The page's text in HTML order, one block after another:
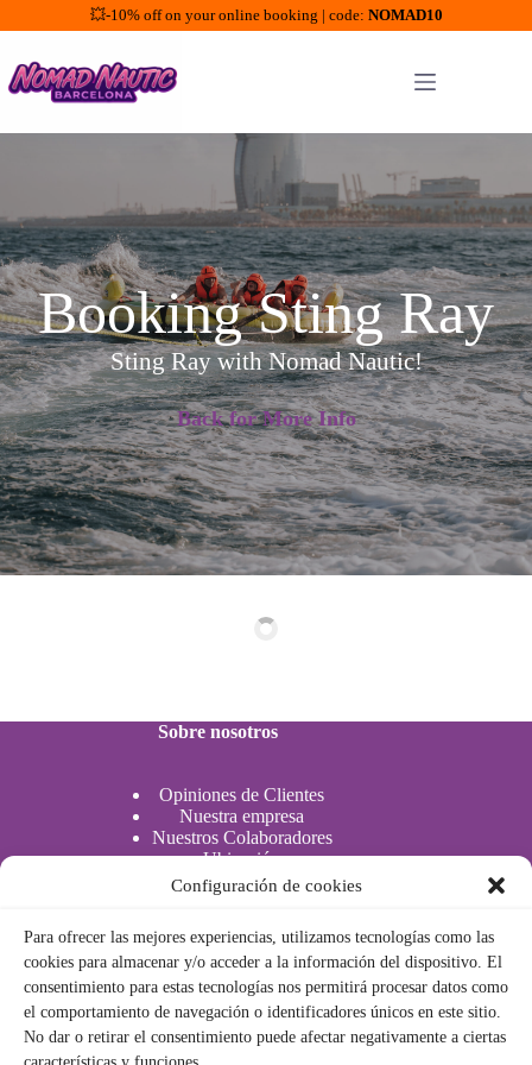
Configuración de cookies
Para ofrecer las mejores experiencias, utilizamos tecnologías como las
cookies para almacenar y/o acceder a la información del dispositivo. El
consentimiento para estas tecnologías nos permitirá procesar datos como
el comportamiento de navegación o identificadores únicos en este sitio.
No dar o retirar el consentimiento puede afectar negativamente a ciertas
💥-10% off on your online booking | code: NOMAD10
contenido
Booking Sting Ray
Sting Ray with Nomad Nautic!
Back for More Info
Sobre nosotros
Opiniones de Clientes
Nuestra empresa
Nuestros Colaboradores
Ubicación
Actividades Acuáticas
Legal